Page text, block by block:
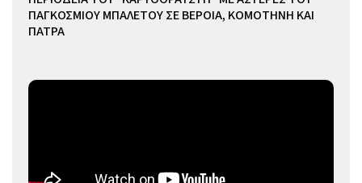
ΠΑΓΚΟΣΜΙΟΥ ΜΠΑΛΕΤΟΥ ΣΕ ΒΕΡΟΙΑ, ΚΟΜΟΤΗΝΗ ΚΑΙ
ΠΑΤΡΑ